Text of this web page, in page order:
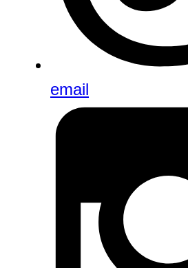
email